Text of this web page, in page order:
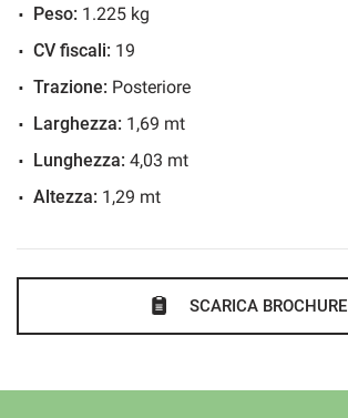
Peso: 1.225 kg
CV fiscali: 19
Trazione: Posteriore
Larghezza: 1,69 mt
Lunghezza: 4,03 mt
Altezza: 1,29 mt
SCARICA BROCHURE